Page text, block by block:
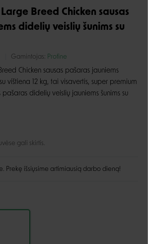
Breed Chicken sausas
didelių veislių šunims su
Gamintojas: Profine
Chicken sausas pašaras jauniems
vištiena 12 kg, tai visavertis, super premium
pašaras didelių veislių jauniems šunims su
gali skirtis.
Prekę išsiųsime artimiausią darbo dieną!